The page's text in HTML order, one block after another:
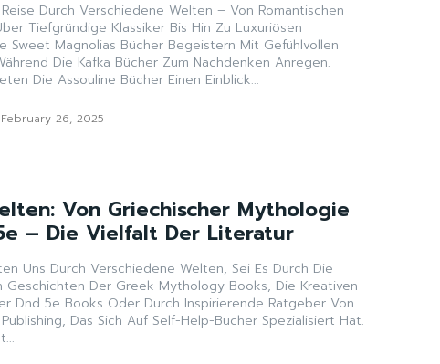
Durch Verschiedene Welten – Von Romantischen
Tiefgründige Klassiker Bis Hin Zu Luxuriösen
Sweet Magnolias Bücher Begeistern Mit Gefühlvollen
Die Kafka Bücher Zum Nachdenken Anregen.
Die Assouline Bücher Einen Einblick...
February 26, 2025
Von Griechischer Mythologie
– Die Vielfalt Der Literatur
Uns Durch Verschiedene Welten, Sei Es Durch Die
Geschichten Der Greek Mythology Books, Die Kreativen
Dnd 5e Books Oder Durch Inspirierende Ratgeber Von
Das Sich Auf Self-Help-Bücher Spezialisiert Hat.